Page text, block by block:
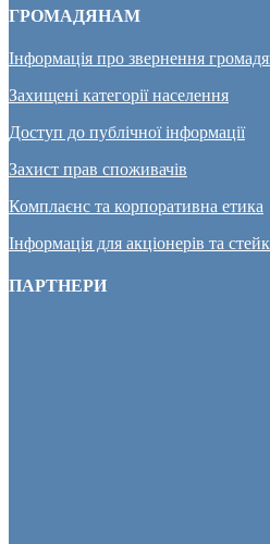
ГРОМАДЯНАМ
Інформація про звернення
Захищені категорії населення
Доступ до публічної інформації
Захист прав споживачів
Комплаєнс та корпоративна етика
Інформація для акціонерів та
ПАРТНЕРИ